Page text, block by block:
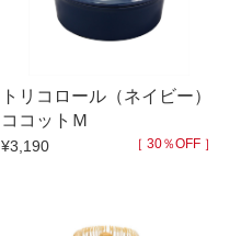
トリコロール（ネイビー）
ココットＭ
¥3,190 ［ 30％OFF ］